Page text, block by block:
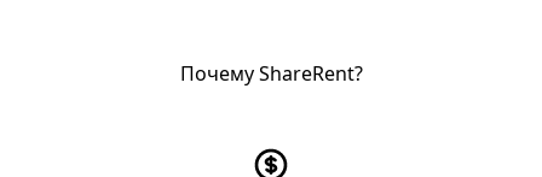
Почему ShareRent?